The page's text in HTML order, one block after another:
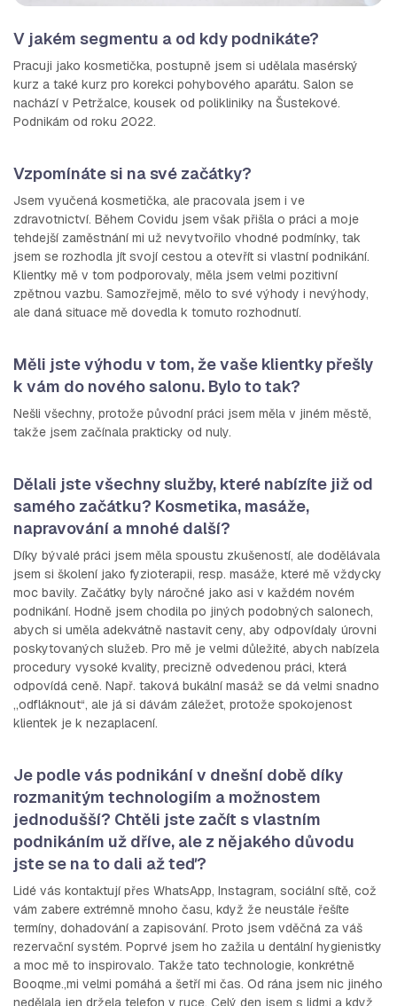
V jakém segmentu a od kdy podnikáte?
Pracuji jako kosmetička, postupně jsem si udělala masérský
kurz a také kurz pro korekci pohybového aparátu. Salon se
nachází v Petržalce, kousek od polikliniky na Šustekové.
Podnikám od roku 2022.
Vzpomínáte si na své začátky?
Jsem vyučená kosmetička, ale pracovala jsem i ve
zdravotnictví. Během Covidu jsem však přišla o práci a moje
tehdejší zaměstnání mi už nevytvořilo vhodné podmínky, tak
jsem se rozhodla jít svojí cestou a otevřít si vlastní podnikání.
Klientky mě v tom podporovaly, měla jsem velmi pozitivní
zpětnou vazbu. Samozřejmě, mělo to své výhody i nevýhody,
ale daná situace mě dovedla k tomuto rozhodnutí.
Měli jste výhodu v tom, že vaše klientky přešly
k vám do nového salonu. Bylo to tak?
Nešli všechny, protože původní práci jsem měla v jiném městě,
takže jsem začínala prakticky od nuly.
Dělali jste všechny služby, které nabízíte již od
samého začátku? Kosmetika, masáže,
napravování a mnohé další?
Díky bývalé práci jsem měla spoustu zkušeností, ale dodělávala
jsem si školení jako fyzioterapii, resp. masáže, které mě vždycky
moc bavily. Začátky byly náročné jako asi v každém novém
podnikání. Hodně jsem chodila po jiných podobných salonech,
abych si uměla adekvátně nastavit ceny, aby odpovídaly úrovni
poskytovaných služeb. Pro mě je velmi důležité, abych nabízela
procedury vysoké kvality, precizně odvedenou práci, která
odpovídá ceně. Např. taková bukální masáž se dá velmi snadno
„odfláknout“, ale já si dávám záležet, protože spokojenost
klientek je k nezaplacení.
Je podle vás podnikání v dnešní době díky
rozmanitým technologiím a možnostem
jednodušší? Chtěli jste začít s vlastním
podnikáním už dříve, ale z nějakého důvodu
jste se na to dali až teď?
Lidé vás kontaktují přes WhatsApp, Instagram, sociální sítě, což
vám zabere extrémně mnoho času, když že neustále řešíte
termíny, dohadování a zapisování. Proto jsem vděčná za váš
rezervační systém. Poprvé jsem ho zažila u dentální hygienistky
a moc mě to inspirovalo. Takže tato technologie, konkrétně
Booqme.,mi velmi pomáhá a šetří mi čas. Od rána jsem nic jiného
nedělala jen držela telefon v ruce. Celý den jsem s lidmi a když